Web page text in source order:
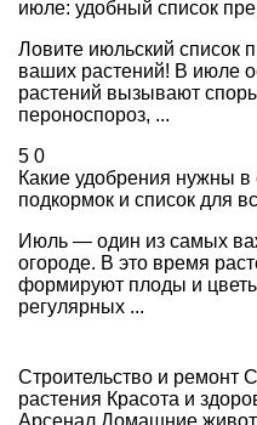
июле: удобный список
Ловите июльский список
ваших растений! В июле
растений вызывают
пероноспороз, ...
5 0
Какие удобрения нужны
подкормок и список для
Июль — один из самых
огороде. В это время
формируют плоды и
регулярных ...
Строительство и ремонт
растения Красота и
Арсенал Домашние